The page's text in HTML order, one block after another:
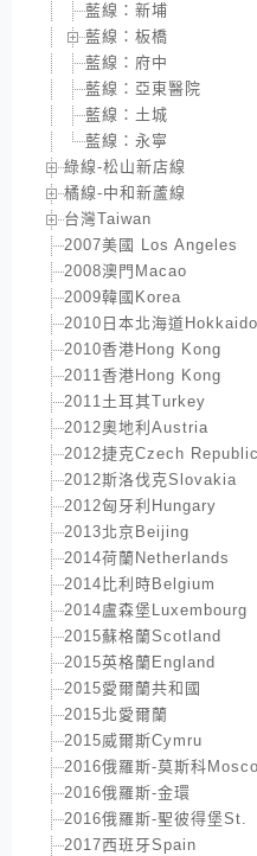
藍線：新埔
藍線：板橋
藍線：府中
藍線：亞東醫院
藍線：土城
藍線：永寧
綠線-松山新店線
橘線-中和新蘆線
台灣Taiwan
2007美國 Los Angeles
2008澳門Macao
2009韓國Korea
2010日本北海道Hokkaido
2010香港Hong Kong
2011香港Hong Kong
2011土耳其Turkey
2012奧地利Austria
2012捷克Czech Republic
2012斯洛伐克Slovakia
2012匈牙利Hungary
2013北京Beijing
2014荷蘭Netherlands
2014比利時Belgium
2014盧森堡Luxembourg
2015蘇格蘭Scotland
2015英格蘭England
2015愛爾蘭共和國
2015北愛爾蘭
2015威爾斯Cymru
2016俄羅斯-莫斯科
2016俄羅斯-金環
2016俄羅斯-聖彼得堡St.
2017西班牙Spain